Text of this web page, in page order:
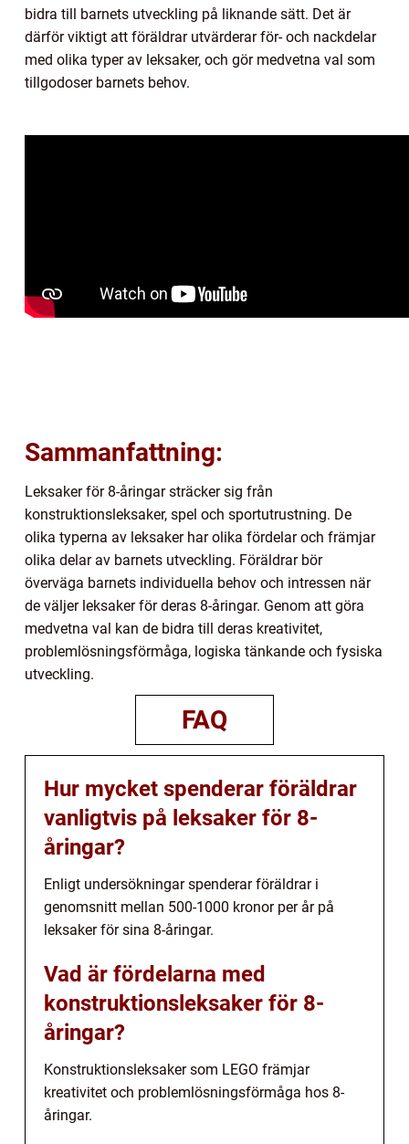
bidra till barnets utveckling på liknande sätt. Det är
därför viktigt att föräldrar utvärderar för- och nackdelar
med olika typer av leksaker, och gör medvetna val som
tillgodoser barnets behov.
Sammanfattning:
Leksaker för 8-åringar sträcker sig från
konstruktionsleksaker, spel och sportutrustning. De
olika typerna av leksaker har olika fördelar och främjar
olika delar av barnets utveckling. Föräldrar bör
överväga barnets individuella behov och intressen när
de väljer leksaker för deras 8-åringar. Genom att göra
medvetna val kan de bidra till deras kreativitet,
problemlösningsförmåga, logiska tänkande och fysiska
utveckling.
FAQ
Hur mycket spenderar föräldrar
vanligtvis på leksaker för 8-
åringar?
Enligt undersökningar spenderar föräldrar i
genomsnitt mellan 500-1000 kronor per år på
leksaker för sina 8-åringar.
Vad är fördelarna med
konstruktionsleksaker för 8-
åringar?
Konstruktionsleksaker som LEGO främjar
kreativitet och problemlösningsförmåga hos 8-
åringar.